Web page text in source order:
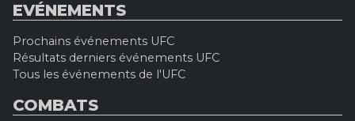
EVÉNEMENTS
Prochains événements UFC
Résultats derniers événements UFC
Tous les événements de l'UFC
COMBATS